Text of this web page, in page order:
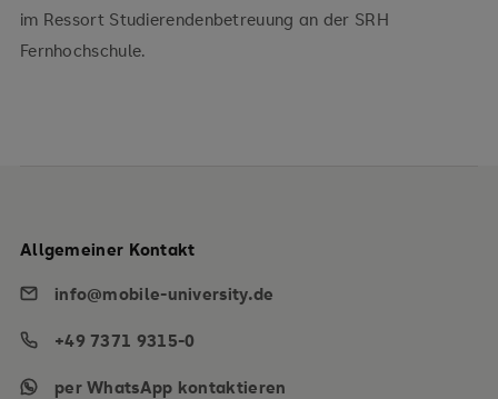
im Ressort Studierendenbetreuung an der SRH
Fernhochschule.
Allgemeiner Kontakt
info@mobile-university.de
+49 7371 9315-0
per WhatsApp kontaktieren